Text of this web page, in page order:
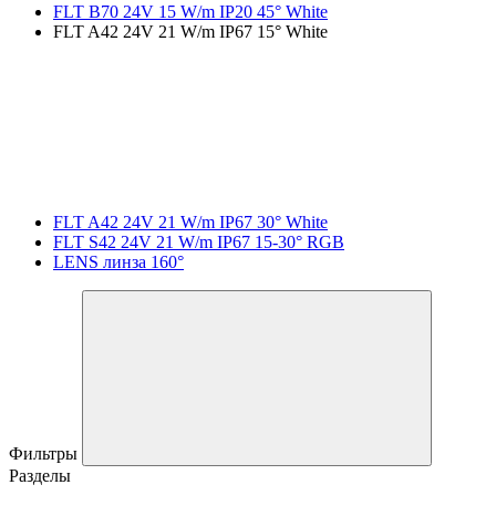
FLT B70 24V 15 W/m IP20 45° White
FLT A42 24V 21 W/m IP67 15° White
FLT A42 24V 21 W/m IP67 30° White
FLT S42 24V 21 W/m IP67 15-30° RGB
LENS линза 160°
Фильтры
Разделы